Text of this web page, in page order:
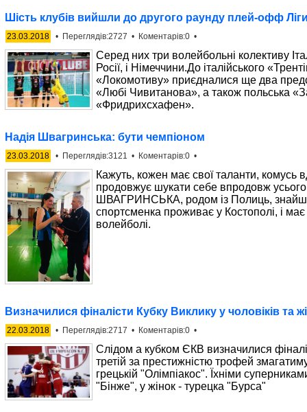
Шість клубів вийшли до другого раунду плей-офф
23.03.2018 • Переглядів:2727 • Коментарів:0 •
Серед них три волейбольні колективу
Росії, і Німеччини.До італійського
«Локомотиву» приєдналися ще два
«Любі Чивитанова», а також польська
«Фридрихсхафен».
Надія Швагринська: бути чемпіоном
23.03.2018 • Переглядів:3121 • Коментарів:0 •
Кажуть, кожен має свої таланти, комусь
продовжує шукати себе впродовж
ШВАГРИНСЬКА, родом із Полиць,
спортсменка проживає у Костополі, і
волейболі.
Визначилися фіналісти Кубку Виклику у чоловіків та
22.03.2018 • Переглядів:2717 • Коментарів:0 •
Слідом а кубком ЄКВ визначилися
третій за престижністю трофей
грецькій "Олімпіакос". Їхніми
"Бінже", у жінок - турецка "Бурса"